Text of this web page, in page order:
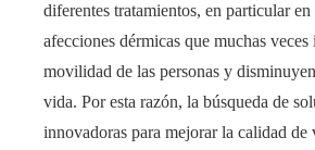
diferentes tratamientos, en particular en
afecciones dérmicas que muchas
movilidad de las personas y
vida. Por esta razón, la búsqueda de
innovadoras para mejorar la calidad de